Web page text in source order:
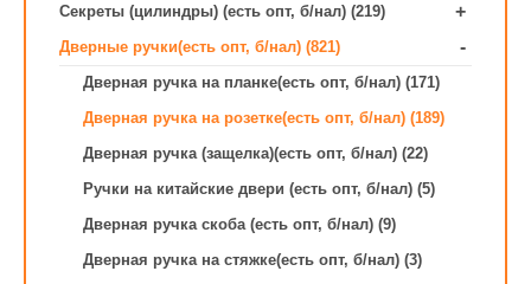
Секреты (цилиндры) (есть опт, б/нал) (219) +
Дверные ручки(есть опт, б/нал) (821) -
Дверная ручка на планке(есть опт, б/нал) (171)
Дверная ручка на розетке(есть опт, б/нал) (189)
Дверная ручка (защелка)(есть опт, б/нал) (22)
Ручки на китайские двери (есть опт, б/нал) (5)
Дверная ручка скоба (есть опт, б/нал) (9)
Дверная ручка на стяжке(есть опт, б/нал) (3)